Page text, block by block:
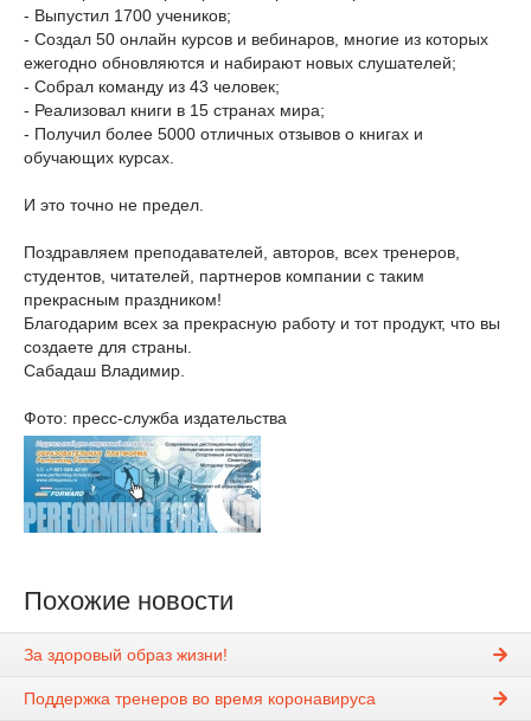
- Выпустил 1700 учеников;
- Создал 50 онлайн курсов и вебинаров, многие из которых
ежегодно обновляются и набирают новых слушателей;
- Собрал команду из 43 человек;
- Реализовал книги в 15 странах мира;
- Получил более 5000 отличных отзывов о книгах и
обучающих курсах.
И это точно не предел.
Поздравляем преподавателей, авторов, всех тренеров,
студентов, читателей, партнеров компании с таким
прекрасным праздником!
Благодарим всех за прекрасную работу и тот продукт, что вы
создаете для страны.
Сабадаш Владимир.
Фото: пресс-служба издательства
Похожие новости
За здоровый образ жизни!
Поддержка тренеров во время коронавируса